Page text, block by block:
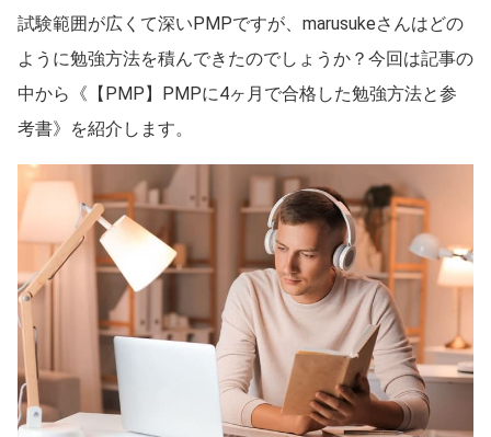
試験範囲が広くて深いPMPですが、marusukeさんはどの
ように勉強方法を積んできたのでしょうか？今回は記事の
中から《【PMP】PMPに4ヶ月で合格した勉強方法と参
考書》を紹介します。